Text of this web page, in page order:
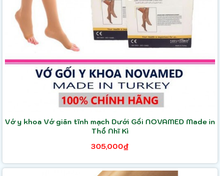
Vớ y khoa Vớ giãn tĩnh mạch Dưới Gối NOVAMED Made in
Thổ Nhĩ Kì
305,000₫